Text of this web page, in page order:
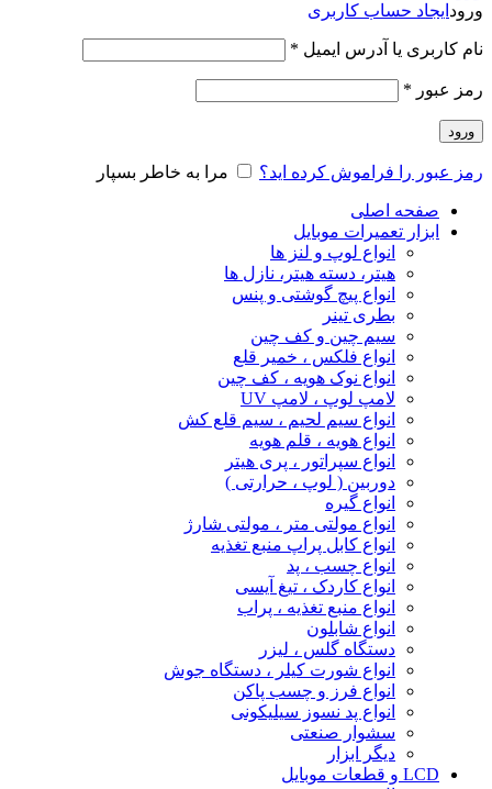
ورود ایجاد حساب کاربری
نام کاربری یا آدرس ایمیل *
رمز عبور *
ورود
رمز عبور را فراموش کرده اید؟ مرا به خاطر بسپار
صفحه اصلی
ابزار تعمیرات موبایل
انواع لوپ و لنز ها
هیتر، دسته هیتر، نازل ها
انواع پیچ‌ گوشتی و پنس
بطری تینر
سیم چین و کف چین
انواع فلکس ، خمیر قلع
انواع نوک هویه ، کف چین
لامپ لوپ ، لامپ UV
انواع سیم لحیم ، سیم قلع کش
انواع هویه ، قلم هویه
انواع سپراتور ، پری هیتر
دوربین ( لوپ ، حرارتی )
انواع گیره
انواع مولتی متر ، مولتی شارژ
انواع کابل پراپ منبع تغذیه
انواع چسب ، پد
انواع کاردک ، تیغ آیسی
انواع منبع تغذیه ، پراب
انواع شابلون
دستگاه گلس ، لیزر
انواع شورت کیلر ، دستگاه جوش
انواع فرز و چسب پاکن
انواع پد نسوز سیلیکونی
سشوار صنعتی
دیگر ابزار
LCD و قطعات موبایل